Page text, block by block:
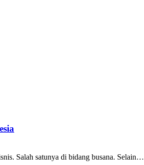
Salah satunya di bidang busana. Selain…